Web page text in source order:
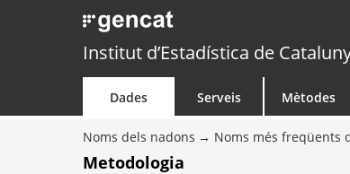
Institut d’Estadística de
Dades Serveis Mètodes
Noms dels nadons Noms més freqüents
Metodologia